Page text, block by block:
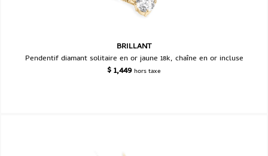
BRILLANT
Pendentif diamant solitaire en or jaune 18k, chaîne en or incluse
$1,449 hors taxe